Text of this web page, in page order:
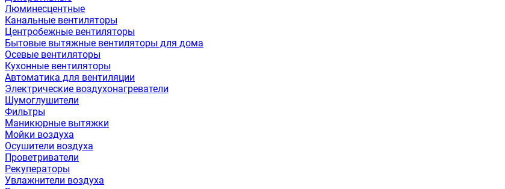
Люминесцентные
Канальные вентиляторы
Центробежные вентиляторы
Бытовые вытяжные вентиляторы для дома
Осевые вентиляторы
Кухонные вентиляторы
Автоматика для вентиляции
Электрические воздухонагреватели
Шумоглушители
Фильтры
Маникюрные вытяжки
Мойки воздуха
Осушители воздуха
Проветриватели
Рекуператоры
Увлажнители воздуха